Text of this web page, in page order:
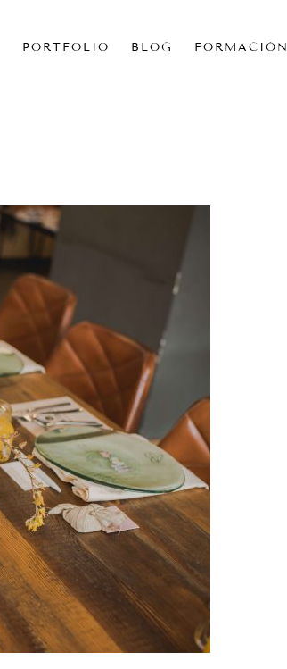
PORTFOLIO BLOG FORMACIÓN